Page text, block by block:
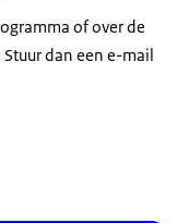
of over de
dan een e-mail